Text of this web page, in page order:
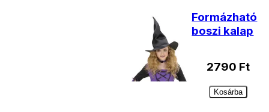
Formázható
boszi kalap
2790 Ft
Kosárba